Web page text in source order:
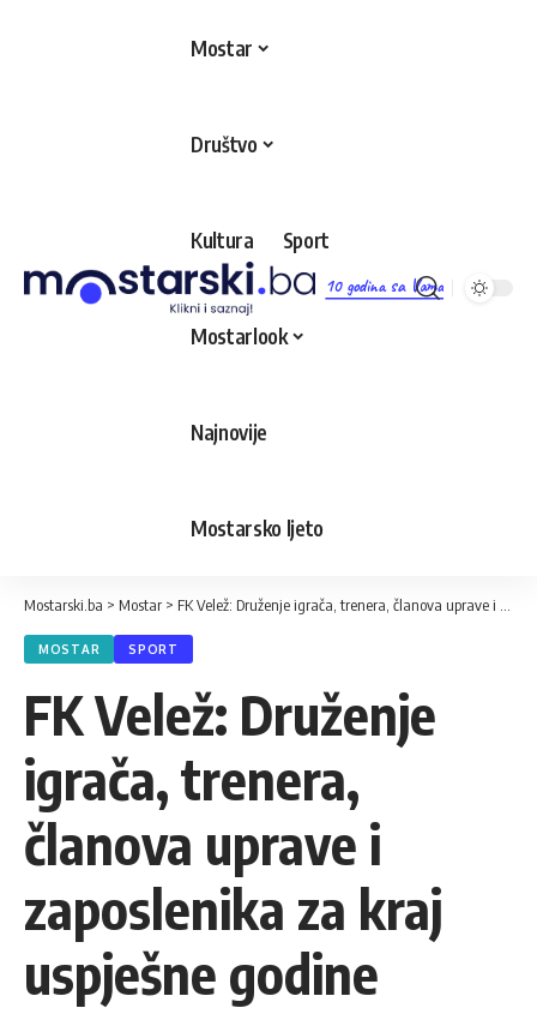
10 godina sa Vama
Mostar
Društvo
Kultura Sport
Mostarlook
Najnovije
Mostarsko ljeto
Mostarski.ba > Mostar > FK Velež: Druženje igrača, trenera, članova uprave i zaposlenika za kraj uspješne godine
MOSTAR SPORT
FK Velež: Druženje
igrača, trenera,
članova uprave i
zaposlenika za kraj
uspješne godine